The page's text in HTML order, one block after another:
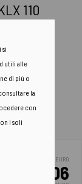
110
EURO
4.06
si
utili alle
di più o
la
con
i soli